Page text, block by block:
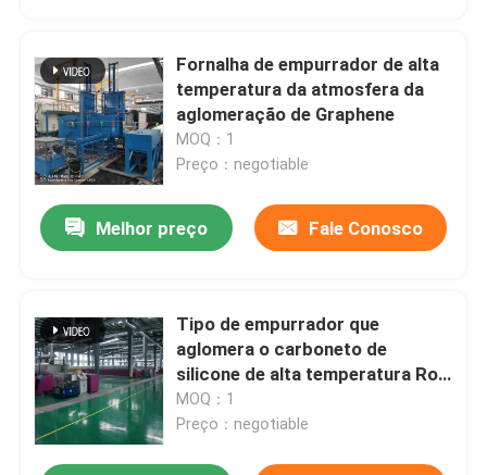
Fornalha de empurrador de alta
temperatura da atmosfera da
aglomeração de Graphene
MOQ：1
Preço：negotiable
Melhor preço Fale Conosco
Tipo de empurrador que
aglomera o carboneto de
silicone de alta temperatura Rod
For Advanced Ceramic Materials
da fornalha elétrica
MOQ：1
Preço：negotiable